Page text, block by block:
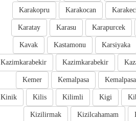
Karakocan
Karakopru
Karapurcek
Karasu
Karatay
Karsiyaka
Kastamonu
Kavak
Kazimkarabekir
Kazimkarabekir
Kemalpasa
Kemalpasa
Kemer
Kigi
Kilimli
Kilis
Kinik
Kizilcahamam
Kizilirmak